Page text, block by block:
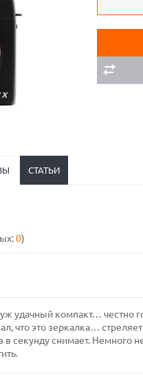
СТАТЬИ
0)
удачный компакт… честно
что это зеркалка…
в секунду снимает.